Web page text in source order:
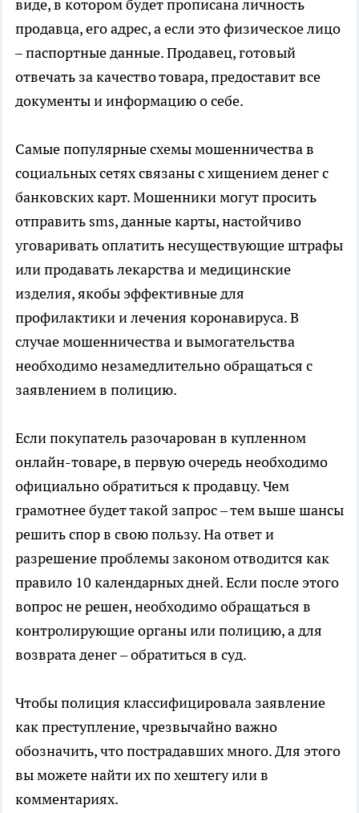
виде, в котором будет прописана личность
продавца, его адрес, а если это физическое лицо
– паспортные данные. Продавец, готовый
отвечать за качество товара, предоставит все
документы и информацию о себе.
Самые популярные схемы мошенничества в
социальных сетях связаны с хищением денег с
банковских карт. Мошенники могут просить
отправить sms, данные карты, настойчиво
уговаривать оплатить несуществующие штрафы
или продавать лекарства и медицинские
изделия, якобы эффективные для
профилактики и лечения коронавируса. В
случае мошенничества и вымогательства
необходимо незамедлительно обращаться с
заявлением в полицию.
Если покупатель разочарован в купленном
онлайн-товаре, в первую очередь необходимо
официально обратиться к продавцу. Чем
грамотнее будет такой запрос – тем выше шансы
решить спор в свою пользу. На ответ и
разрешение проблемы законом отводится как
правило 10 календарных дней. Если после этого
вопрос не решен, необходимо обращаться в
контролирующие органы или полицию, а для
возврата денег – обратиться в суд.
Чтобы полиция классифицировала заявление
как преступление, чрезвычайно важно
обозначить, что пострадавших много. Для этого
вы можете найти их по хештегу или в
комментариях.